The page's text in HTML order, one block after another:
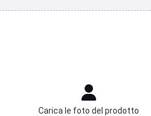
Carica le foto del prodotto